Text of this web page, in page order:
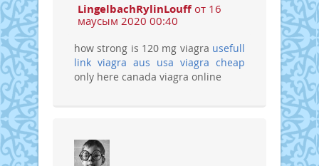
LingelbachRylinLouffот 16
маусым 2020 00:40
how strong is 120 mg viagra usefull
link viagra aus usa viagra cheap
only here canada viagra online